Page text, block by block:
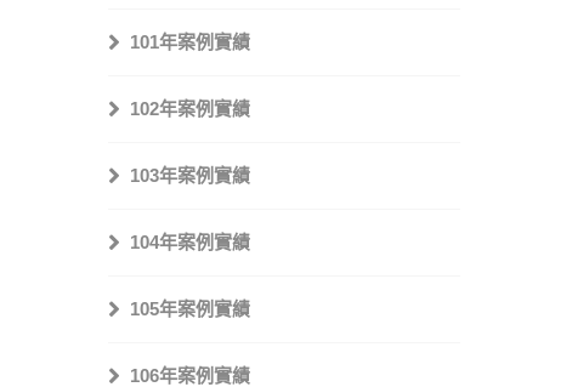
101年案例實績
102年案例實績
103年案例實績
104年案例實績
105年案例實績
106年案例實績